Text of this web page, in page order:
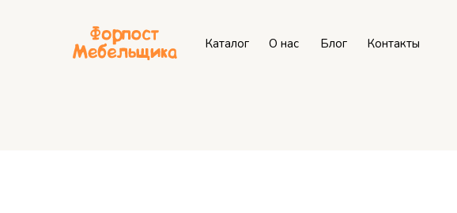
Каталог О нас Блог Контакты